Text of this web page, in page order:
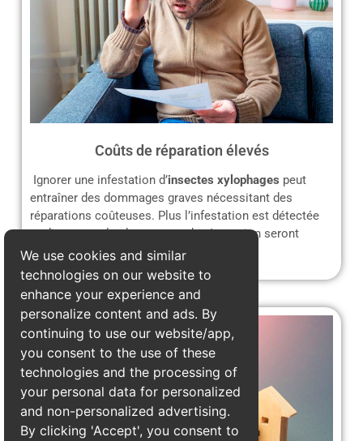
Coûts de réparation élevés
Ignorer une infestation d’insectes xylophages peut
entraîner des dommages graves nécessitant des
réparations coûteuses. Plus l’infestation est détectée
tardivement, plus les travaux de rénovation seront
complexes et onéreux.
We use cookies and similar
technologies on our website to
enhance your experience and
personalize content and ads. By
continuing to use our website/app,
you consent to the use of these
technologies and the processing of
your personal data for personalized
and non-personalized advertising.
By clicking 'Accept', you consent to